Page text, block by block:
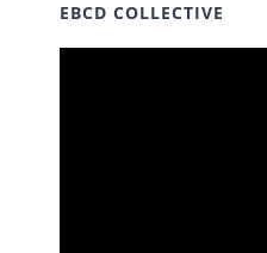
EBCD COLLECTIVE